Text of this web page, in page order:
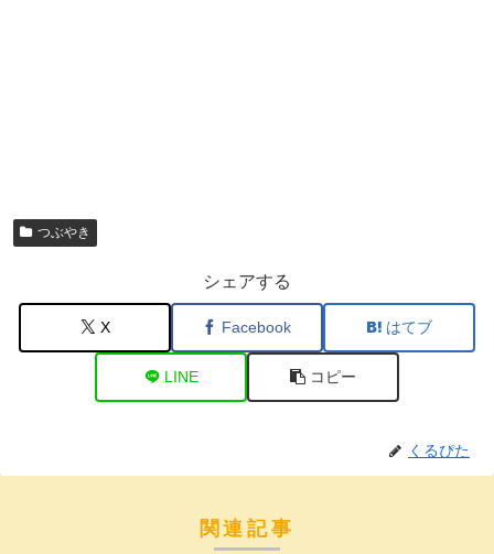
つぶやき
シェアする
X Facebook はてブ
LINE コピー
くるぴた
関連記事